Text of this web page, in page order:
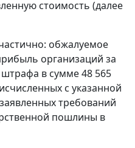
стоимость (далее
обжалуемое
организаций за
в сумме 48 565
с указанной
требований
пошлины в